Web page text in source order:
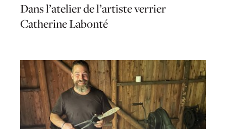
Dans l’atelier de l’artiste verrier
Catherine Labonté